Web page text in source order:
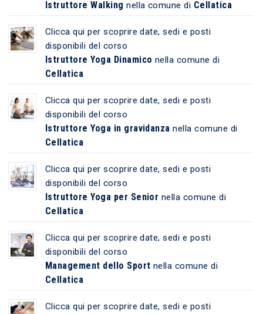
Istruttore Walking nella comune di Cellatica
Clicca qui per scoprire date, sedi e posti
disponibili del corso
Istruttore Yoga Dinamico nella comune di
Cellatica
Clicca qui per scoprire date, sedi e posti
disponibili del corso
Istruttore Yoga in gravidanza nella comune di
Cellatica
Clicca qui per scoprire date, sedi e posti
disponibili del corso
Istruttore Yoga per Senior nella comune di
Cellatica
Clicca qui per scoprire date, sedi e posti
disponibili del corso
Management dello Sport nella comune di
Cellatica
Clicca qui per scoprire date, sedi e posti